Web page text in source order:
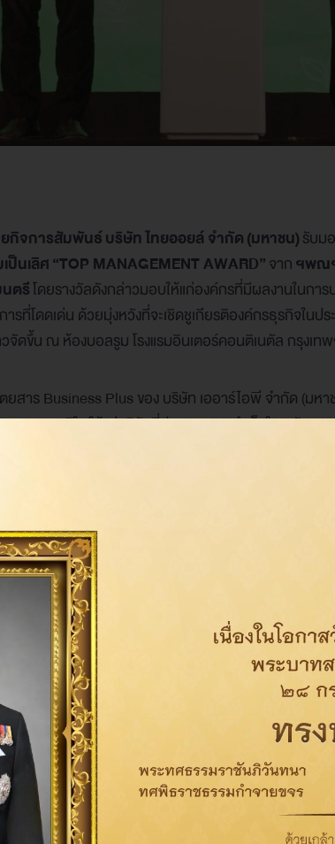
กิจการสัมพันธ์บริษัท ไทยออยล์ จำกัด(มหาชน)รับม
ป็นเลิศ“TOP MANAGEMENT AWARD”จากฯพณ
ตรีโดยรางวัลดังกล่าวมอบให้แก่องค์กรที่มีผลงานในการ
ที่โดดเด่น ด้วยมุ่งหวังที่จะเชิดชูเกียรติองค์กรธุรกิจในปร
ดขึ้น ณ ห้องบอลรูม โรงแรมอินเตอร์คอนติเนตัล กรุงเท
สาร Business Plus ของ บริษัท เออาร์ไอพี จำกัด (มห
มภาคภูมิใจ ให้แก่บริษัทที่ประสบความสำเร็จในระดับสูง